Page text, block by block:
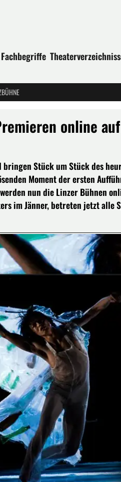
Fachbegriffe
online auf
bringen Stück um Stück des
Moment der ersten
nun die Linzer Bühnen
im Jänner, betreten jetzt alle